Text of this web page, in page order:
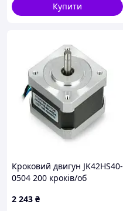
Купити
Кроковий двигун JK42HS40-
0504 200 кроків/об
2 243 ₴